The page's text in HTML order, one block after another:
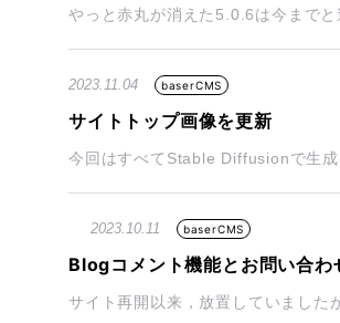
やっと赤丸が消えた5.0.6は今まで
2023.11.04 baserCMS
サイトトップ画像を更新
今回はすべてStable Diffusionで生
2023.10.11 baserCMS
Blogコメント機能とお問い合わ
サイト再開以来，放置していまし